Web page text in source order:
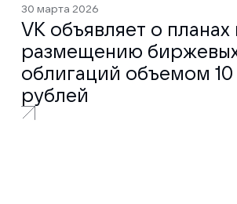
30 марта 2026
VK объявляет о планах
размещению биржевых
облигаций объемом
рублей